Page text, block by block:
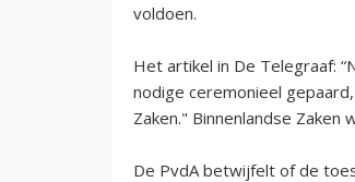
voldoen.
Het artikel in De Telegraaf:
nodige ceremonieel
Zaken." Binnenlandse
De PvdA betwijfelt of de